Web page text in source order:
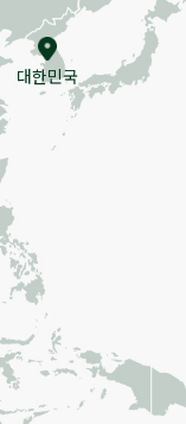
대한민국